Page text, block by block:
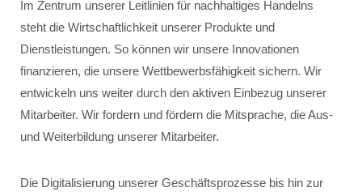
Im Zentrum unserer Leitlinien für nachhaltiges Handelns
steht die Wirtschaftlichkeit unserer Produkte und
Dienstleistungen. So können wir unsere Innovationen
finanzieren, die unsere Wettbewerbsfähigkeit sichern. Wir
entwickeln uns weiter durch den aktiven Einbezug unserer
Mitarbeiter. Wir fordern und fördern die Mitsprache, die Aus-
und Weiterbildung unserer Mitarbeiter.
Die Digitalisierung unserer Geschäftsprozesse bis hin zur